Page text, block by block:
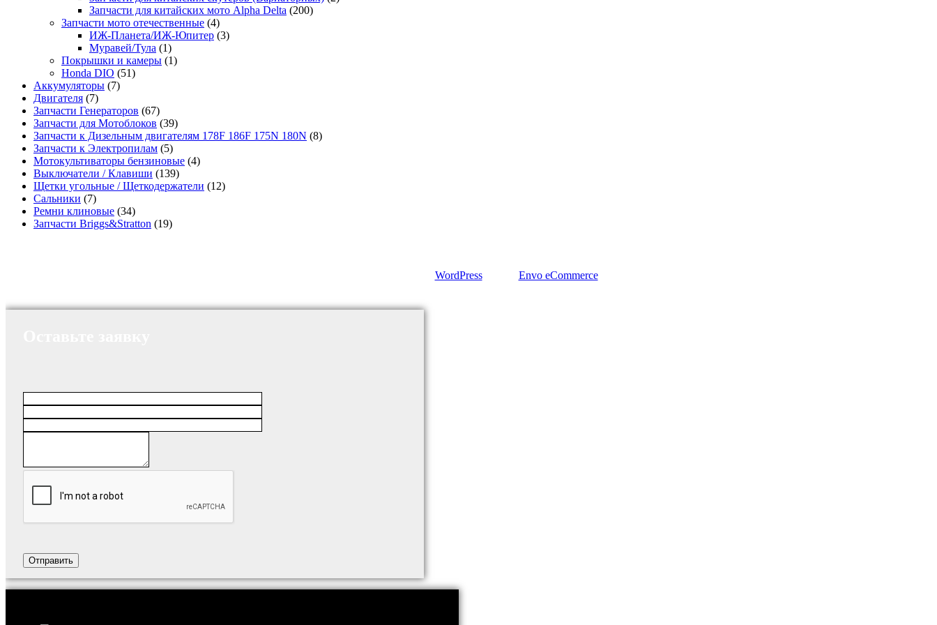
Запчасти для китайских мото Alpha Delta (200)
Запчасти мото отечественные (4)
ИЖ-Планета/ИЖ-Юпитер (3)
Муравей/Тула (1)
Покрышки и камеры (1)
Honda DIO (51)
Аккумуляторы (7)
Двигателя (7)
Запчасти Генераторов (67)
Запчасти для Мотоблоков (39)
Запчасти к Дизельным двигателям 178F 186F 175N 180N (8)
Запчасти к Электропилам (5)
Мотокультиваторы бензиновые (4)
Выключатели / Клавиши (139)
Щетки угольные / Щеткодержатели (12)
Сальники (7)
Ремни клиновые (34)
Запчасти Briggs&Stratton (19)
WordPress Envo eCommerce